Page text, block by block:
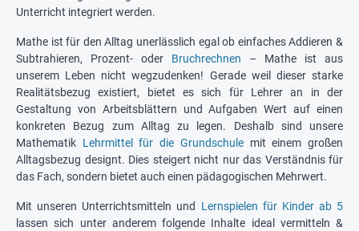
Unterricht integriert werden.
Mathe ist für den Alltag unerlässlich egal ob einfaches Addieren &
Subtrahieren, Prozent- oder Bruchrechnen – Mathe ist aus
unserem Leben nicht wegzudenken! Gerade weil dieser starke
Realitätsbezug existiert, bietet es sich für Lehrer an in der
Gestaltung von Arbeitsblättern und Aufgaben Wert auf einen
konkreten Bezug zum Alltag zu legen. Deshalb sind unsere
Mathematik Lehrmittel für die Grundschulemit einem großen
Alltagsbezug designt. Dies steigert nicht nur das Verständnis für
das Fach, sondern bietet auch einen pädagogischen Mehrwert.
Mit unseren Unterrichtsmitteln und Lernspielen für Kinder ab 5
lassen sich unter anderem folgende Inhalte ideal vermitteln &